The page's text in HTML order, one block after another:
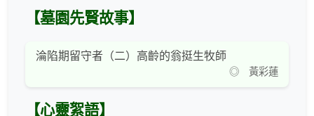
【墓園先賢故事】
淪陷期留守者（二）高齡的翁挺生牧師
◎ 黃彩蓮
【心靈絮語】